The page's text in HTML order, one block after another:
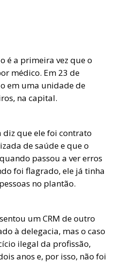
é a primeira vez que o
médico. Em 23 de
em uma unidade de
na capital.
que ele foi contrato
de saúde e que o
passou a ver erros
foi flagrado, ele já tinha
no plantão.
um CRM de outro
à delegacia, mas o caso
ilegal da profissão,
anos e, por isso, não foi